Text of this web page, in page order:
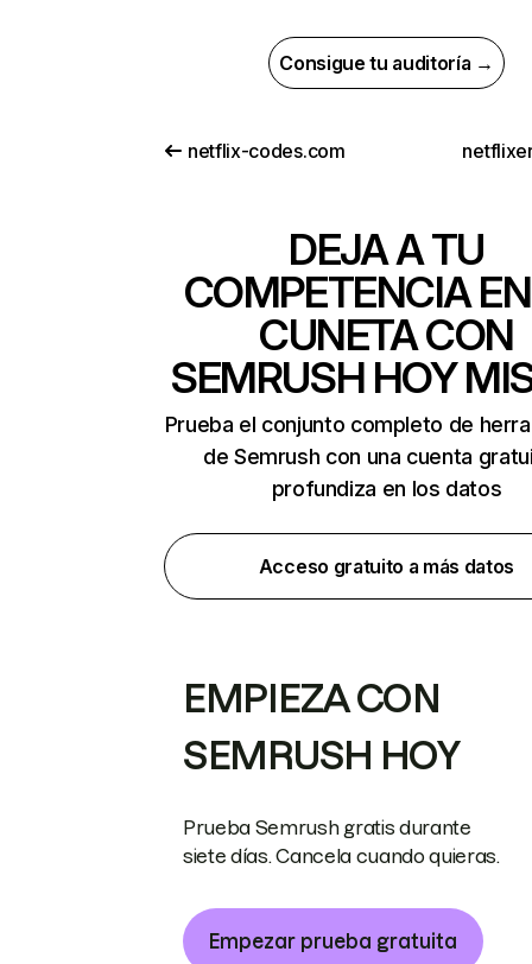
Consigue tu auditoría →
netflix-codes.com
DEJA A TU
COMPETENCIA
CUNETA CON
SEMRUSH HOY
Prueba el conjunto completo de
de Semrush con una cuenta
profundiza en los datos
Acceso gratuito a más datos
EMPIEZA CON
SEMRUSH HOY
Prueba Semrush gratis durante
siete días. Cancela cuando quieras.
Empezar prueba gratuita